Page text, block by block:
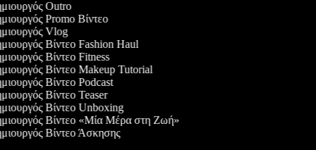
Outro
Promo Βίντεο
Vlog
Βίντεο Fashion Haul
Βίντεο Fitness
Βίντεο Makeup Tutorial
Βίντεο Podcast
Βίντεο Teaser
Βίντεο Unboxing
Βίντεο «Μία Μέρα στη Ζωή»
Βίντεο Άσκησης